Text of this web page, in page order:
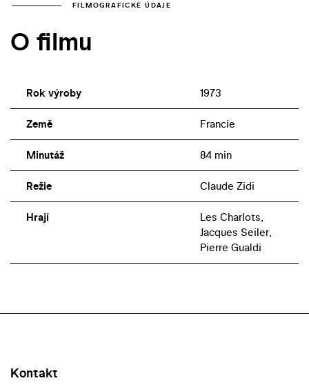
FILMOGRAFICKÉ ÚDAJE
O filmu
Rok výroby 1973
Země Francie
Minutáž 84 min
Režie Claude Zidi
Hrají
Les Charlots,
Jacques Seiler,
Pierre Gualdi
Kontakt